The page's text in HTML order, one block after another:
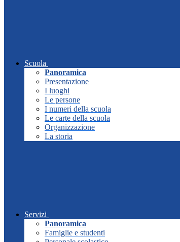
Scuola
Panoramica
Presentazione
I luoghi
Le persone
I numeri della scuola
Le carte della scuola
Organizzazione
La storia
Servizi
Panoramica
Famiglie e studenti